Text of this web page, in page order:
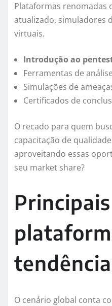
Plataformas renomadas
atualizado, simuladores
virtuais.
Introdução ao
Ferramentas de
Simulações de
Certificados de
O recado para quem
capacitação de
aproveitando essas
seu market share?
Principais
O cenário global conta